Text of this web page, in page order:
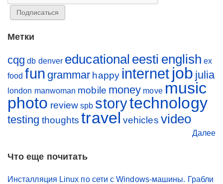
Метки
cqg db denver educational eesti english ex
food fun grammar happy internet job julia
london manwoman mobile money move music
photo review spb storytechnology
testing thoughts travel vehicles video
Далее
Что еще почитать
Инсталляция Linux по сети с Windows-машины. Грабли